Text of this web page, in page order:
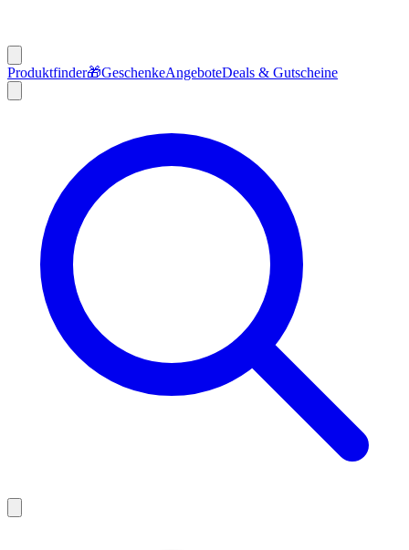
Produktfinder🎁GeschenkeAngeboteDeals & Gutscheine